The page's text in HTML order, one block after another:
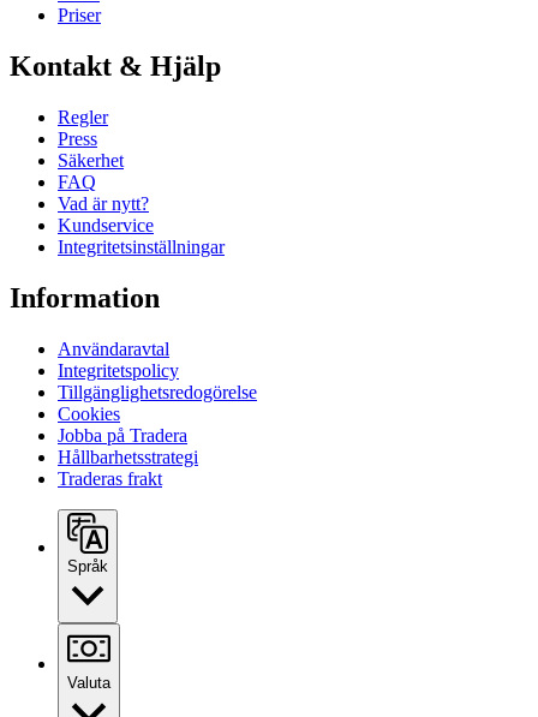
Priser
Kontakt & Hjälp
Regler
Press
Säkerhet
FAQ
Vad är nytt?
Kundservice
Integritetsinställningar
Information
Användaravtal
Integritetspolicy
Tillgänglighetsredogörelse
Cookies
Jobba på Tradera
Hållbarhetsstrategi
Traderas frakt
Språk
Valuta